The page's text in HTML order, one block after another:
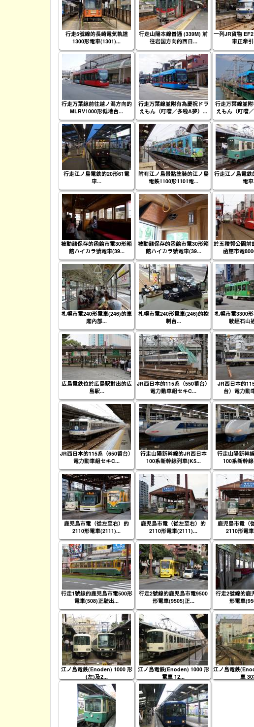
行走5號線的長崎電気軌道
1300形電車(1301)...
行走山陽本線普通 (339M) 前
往岩国方向的西日...
一列JR貨物
車正牽
行走万葉線前往越ノ潟方向的
MLRV1000形低地台...
行走万葉線並附有為慶祝ドラ
えもん（叮噹／多啦A夢）...
行走万葉線並
えもん（叮噹
行走江ノ島電鉄的20形61電
車...
附有江ノ島景點塗裝的江ノ島
電鉄1100形1101電...
行走江ノ島電鉄
電
被動態保存的函館市電30形箱
館ハイカラ號電車(39...
被動態保存的函館市電30形箱
館ハイカラ號電車(39...
於五稜郭公園前
函館市電
札幌市電240形電車(246)的車
廂內部...
札幌市電240形電車(246)的控
制台...
札幌市電3300
駛經石山
広島電鉄位於広島駅對出的広
島駅...
JR西日本的115系（550番台）
電力動車組セキC...
JR西日本的
台）電力動
JR西日本的115系（650番台）
電力動車組セキC...
行走山陽新幹線的JR西日本
100系新幹線列車(K5...
行走山陽新幹
100系新幹
鹿児島市電（從左至右）的
2110形電車(2111)...
鹿児島市電（從左至右）的
2110形電車(2111)...
鹿児島市電（
2110形電
行走1號線的鹿児島市電500形
電車(508)正駛出...
行走2號線的鹿児島市電9500
形電車(9505)正...
行走2號線的鹿
形電車
江ノ島電鉄(Enoden) 1000 形
(左)及2...
江ノ島電鉄(Enoden) 1000 形
電車 12...
江ノ島電鉄
車